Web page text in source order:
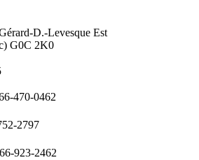
D.-Levesque Est
G0C 2K0
470-0462
2797
923-2462